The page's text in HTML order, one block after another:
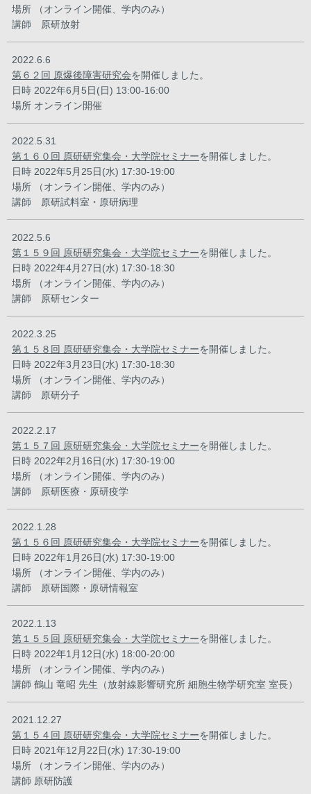
場所 （オンライン開催、学内のみ）
講師 原研放射
2022.6.6
第６２回 原爆後障害研究会を開催しました。
日時 2022年6月5日(日) 13:00-16:00
場所 オンライン開催
2022.5.31
第１６０回 原研研究集会・大学院セミナーを開催しました。
日時 2022年5月25日(水) 17:30-19:00
場所 （オンライン開催、学内のみ）
講師 原研試料室・原研病理
2022.5.6
第１５９回 原研研究集会・大学院セミナーを開催しました。
日時 2022年4月27日(水) 17:30-18:30
場所 （オンライン開催、学内のみ）
講師 原研センター
2022.3.25
第１５８回 原研研究集会・大学院セミナーを開催しました。
日時 2022年3月23日(水) 17:30-18:30
場所 （オンライン開催、学内のみ）
講師 原研分子
2022.2.17
第１５７回 原研研究集会・大学院セミナーを開催しました。
日時 2022年2月16日(水) 17:30-19:00
場所 （オンライン開催、学内のみ）
講師 原研医療・原研疫学
2022.1.28
第１５６回 原研研究集会・大学院セミナーを開催しました。
日時 2022年1月26日(水) 17:30-19:00
場所 （オンライン開催、学内のみ）
講師 原研国際・原研情報室
2022.1.13
第１５５回 原研研究集会・大学院セミナーを開催しました。
日時 2022年1月12日(水) 18:00-20:00
場所 （オンライン開催、学内のみ）
講師 鶴山 竜昭 先生（放射線影響研究所 細胞生物学研究室 室長）
2021.12.27
第１５４回 原研研究集会・大学院セミナーを開催しました。
日時 2021年12月22日(水) 17:30-19:00
場所 （オンライン開催、学内のみ）
講師 原研防護